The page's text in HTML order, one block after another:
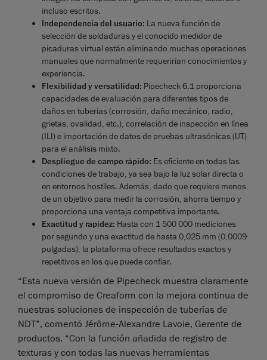
incluso escritos.
Independencia del usuario: La nueva función de
selección de soldaduras y el conocido medidor de
picaduras virtual están eliminando muchas operaciones
manuales que normalmente requerirían conocimientos y
experiencia.
Flexibilidad y versatilidad: Pipecheck 6.1 proporciona
capacidades de evaluación para diferentes tipos de
daños en tuberías (corrosión, daño mecánico, radio,
grietas, ovalidad, etc.), correlación de inspección en línea
(ILI) e importación de datos de pruebas ultrasónicas (UT)
para el análisis mixto.
Despliegue de campo rápido: Es eficiente en todas las
condiciones de trabajo, ya sea bajo la luz solar directa o
en entornos hostiles. Además, dado que requiere menos
de un objetivo para medir la corrosión, ahorra tiempo y
proporciona una ventaja competitiva importante.
Exactitud y rapidez: Hasta con 1 500 000 mediciones
por segundo y una exactitud de hasta 0,025 mm (0,0009
pulgadas), la plataforma ofrece resultados exactos y
repetitivos en los que puede confiar.
“Esta nueva versión de Pipecheck muestra claramente
el compromiso de Creaform con la mejora continua de
nuestras soluciones de inspección de tuberías de
NDT”, comentó Jérôme-Alexandre Lavoie, Gerente de
productos. “Con la función añadida de registro de
texturas y con todas las nuevas herramientas